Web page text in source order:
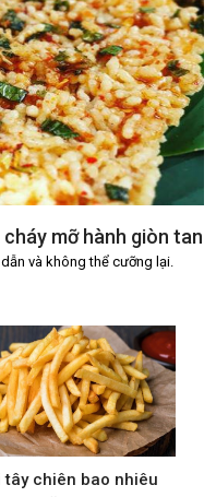
mỡ hành giòn tan
và không thể cưỡng lại.
tây chiên bao nhiêu